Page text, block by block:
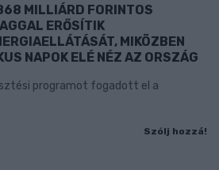
MILLIÁRD FORINTOS
ERŐSÍTIK
MIKÖZBEN
NAPOK ELÉ NÉZ AZ ORSZÁG
programot fogadott el a
Szólj hozzá!